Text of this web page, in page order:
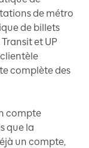
de métro
de billets
et UP
complète des
compte
que la
un compte,